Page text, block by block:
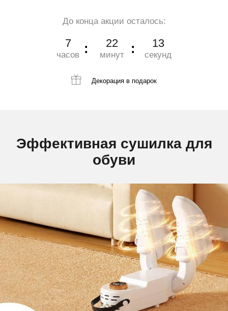
До конца акции осталось:
7
часов
22
минут
12
секунд
Декорация в подарок
Эффективная сушилка для
обуви